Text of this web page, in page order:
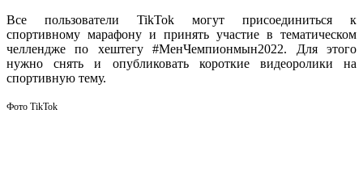
Все пользователи TikTok могут присоединиться к
спортивному марафону и принять участие в тематическом
челлендже по хештегу #МенЧемпионмын2022. Для этого
нужно снять и опубликовать короткие видеоролики на
спортивную тему.
Фото TikTok